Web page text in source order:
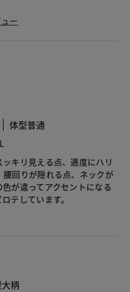
ー
体型普通
キリ見える点、適度にハリ
回りが隠れる点、ネックが
が違ってアクセントになる
テしています。
柄